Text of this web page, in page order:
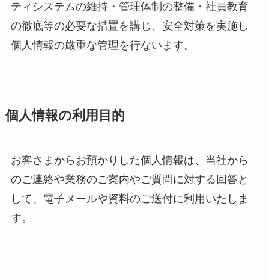
ティシステムの維持・管理体制の整備・社員教育
の徹底等の必要な措置を講じ、安全対策を実施し
個人情報の厳重な管理を行ないます。
個人情報の利用目的
お客さまからお預かりした個人情報は、当社から
のご連絡や業務のご案内やご質問に対する回答と
して、電子メールや資料のご送付に利用いたしま
す。